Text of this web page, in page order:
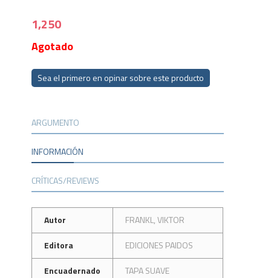
1,250
Agotado
Sea el primero en opinar sobre este producto
ARGUMENTO
INFORMACIÓN
CRÍTICAS/REVIEWS
Autor
FRANKL, VIKTOR
Editora
EDICIONES PAIDOS
Encuadernado
TAPA SUAVE